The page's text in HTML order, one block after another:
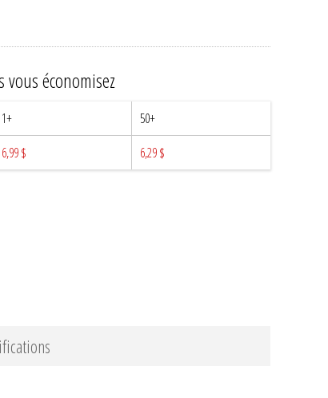
économisez
1+
50+
6,99 $ 6,29 $